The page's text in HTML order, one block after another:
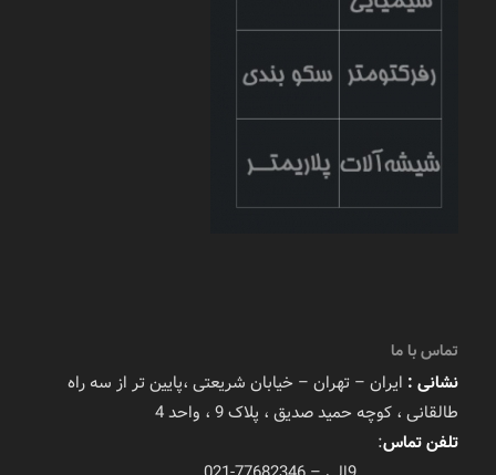
تماس با ما
نشانی : ایران – تهران – خیابان شریعتی ،پایین تر از سه راه
طالقانی ، کوچه حمید صدیق ، پلاک 9 ، واحد 4
تلفن تماس: